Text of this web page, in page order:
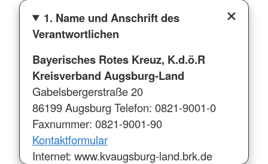
1. Name und Anschrift des
Verantwortlichen
Bayerisches Rotes Kreuz, K.d.ö.R
Kreisverband Augsburg-Land
Gabelsbergerstraße 20
86199 Augsburg Telefon: 0821-9001-0
Faxnummer: 0821-9001-90
Kontaktformular
Internet: www.kvaugsburg-land.brk.de